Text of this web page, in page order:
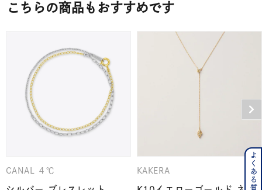
こちらの商品もおすすめです
CANAL ４℃ KAKERA